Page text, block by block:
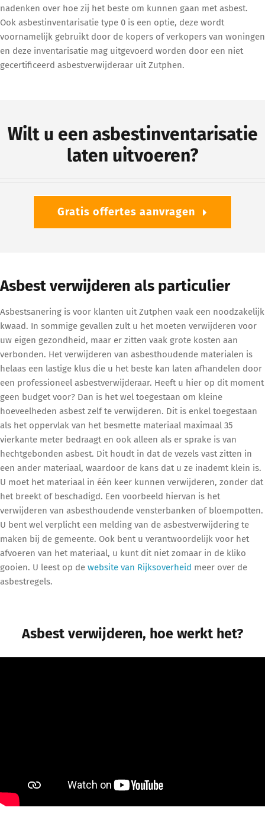
nadenken over hoe zij het beste om kunnen gaan met asbest.
Ook asbestinventarisatie type 0 is een optie, deze wordt
voornamelijk gebruikt door de kopers of verkopers van woningen
en deze inventarisatie mag uitgevoerd worden door een niet
gecertificeerd asbestverwijderaar uit Zutphen.
Wilt u een asbestinventarisatie
laten uitvoeren?
Gratis offertes aanvragen
Asbest verwijderen als particulier
Asbestsanering is voor klanten uit Zutphen vaak een noodzakelijk
kwaad. In sommige gevallen zult u het moeten verwijderen voor
uw eigen gezondheid, maar er zitten vaak grote kosten aan
verbonden. Het verwijderen van asbesthoudende materialen is
helaas een lastige klus die u het beste kan laten afhandelen door
een professioneel asbestverwijderaar. Heeft u hier op dit moment
geen budget voor? Dan is het wel toegestaan om kleine
hoeveelheden asbest zelf te verwijderen. Dit is enkel toegestaan
als het oppervlak van het besmette materiaal maximaal 35
vierkante meter bedraagt en ook alleen als er sprake is van
hechtgebonden asbest. Dit houdt in dat de vezels vast zitten in
een ander materiaal, waardoor de kans dat u ze inademt klein is.
U moet het materiaal in één keer kunnen verwijderen, zonder dat
het breekt of beschadigd. Een voorbeeld hiervan is het
verwijderen van asbesthoudende vensterbanken of bloempotten.
U bent wel verplicht een melding van de asbestverwijdering te
maken bij de gemeente. Ook bent u verantwoordelijk voor het
afvoeren van het materiaal, u kunt dit niet zomaar in de kliko
gooien. U leest op de website van Rijksoverheid meer over de
asbestregels.
Asbest verwijderen, hoe werkt het?